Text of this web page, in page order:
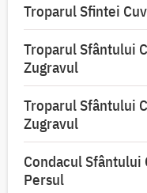
Troparul Sfintei
Troparul Sfântului
Zugravul
Troparul Sfântului
Zugravul
Condacul
Persul